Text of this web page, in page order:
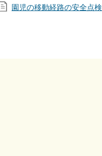
園児の移動経路の安全点検